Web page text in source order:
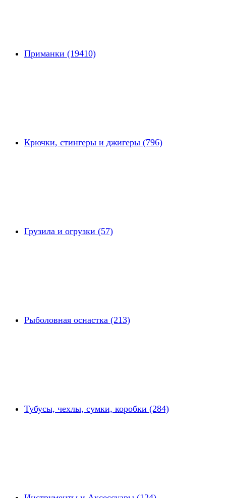
Приманки (19410)
Крючки, стингеры и джигеры (796)
Грузила и огрузки (57)
Рыболовная оснастка (213)
Тубусы, чехлы, сумки, коробки (284)